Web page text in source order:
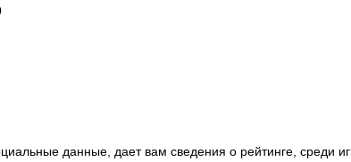
данные, дает вам сведения о рейтинге, среди